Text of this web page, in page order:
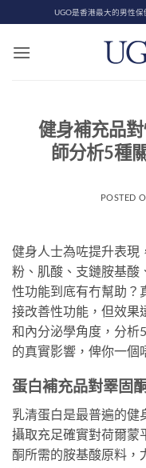
to
content
UGO是香港最大的男性
健身補充品
師分析5種
POSTED
健身人士為咗提升表
粉、肌酸、支鏈胺基酸
性功能到底有冇幫助？
接改善性功能，但效果
和內分泌學角度，分析
的真實影響，俾你一個
蛋白補充品對睪固
乳清蛋白是最普遍的健
攝取充足確實對荷爾
酮所需的胺基酸原料，